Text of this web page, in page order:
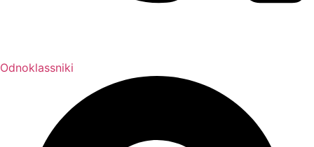
Odnoklassniki